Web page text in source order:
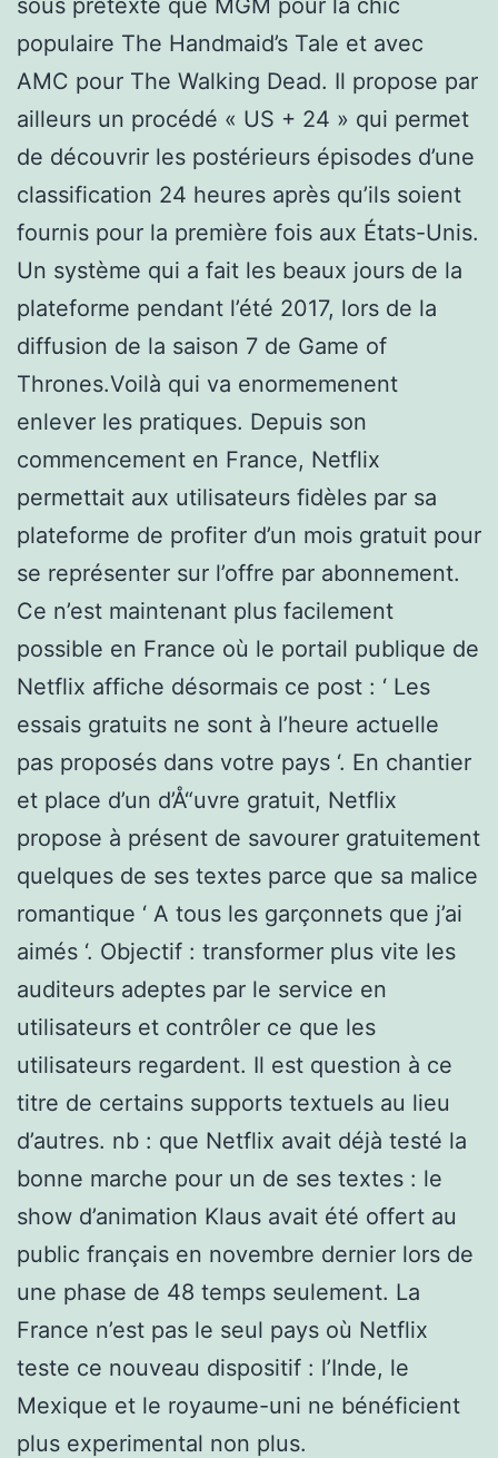
populaire The Handmaid’s Tale et avec
AMC pour The Walking Dead. Il propose par
ailleurs un procédé « US + 24 » qui permet
de découvrir les postérieurs épisodes d’une
classification 24 heures après qu’ils soient
fournis pour la première fois aux États-Unis.
Un système qui a fait les beaux jours de la
plateforme pendant l’été 2017, lors de la
diffusion de la saison 7 de Game of
Thrones.Voilà qui va enormemenent
enlever les pratiques. Depuis son
commencement en France, Netflix
permettait aux utilisateurs fidèles par sa
plateforme de profiter d’un mois gratuit pour
se représenter sur l’offre par abonnement.
Ce n’est maintenant plus facilement
possible en France où le portail publique de
Netflix affiche désormais ce post : ‘ Les
essais gratuits ne sont à l’heure actuelle
pas proposés dans votre pays ‘. En chantier
et place d’un d’Å“uvre gratuit, Netflix
propose à présent de savourer gratuitement
quelques de ses textes parce que sa malice
romantique ‘ A tous les garçonnets que j’ai
aimés ‘. Objectif : transformer plus vite les
auditeurs adeptes par le service en
utilisateurs et contrôler ce que les
utilisateurs regardent. Il est question à ce
titre de certains supports textuels au lieu
d’autres. nb : que Netflix avait déjà testé la
bonne marche pour un de ses textes : le
show d’animation Klaus avait été offert au
public français en novembre dernier lors de
une phase de 48 temps seulement. La
France n’est pas le seul pays où Netflix
teste ce nouveau dispositif : l’Inde, le
Mexique et le royaume-uni ne bénéficient
plus experimental non plus.